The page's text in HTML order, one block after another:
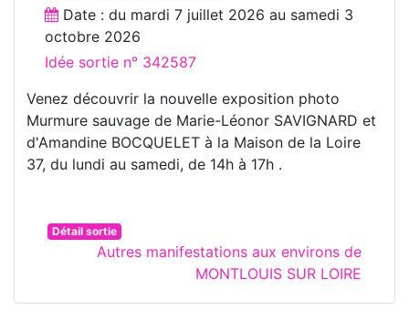
Date : du mardi 7 juillet 2026 au samedi 3
octobre 2026
Idée sortie n° 342587
Venez découvrir la nouvelle exposition photo
Murmure sauvage de Marie-Léonor SAVIGNARD et
d'Amandine BOCQUELET à la Maison de la Loire
37, du lundi au samedi, de 14h à 17h .
Détail sortie
Autres manifestations aux environs de
MONTLOUIS SUR LOIRE